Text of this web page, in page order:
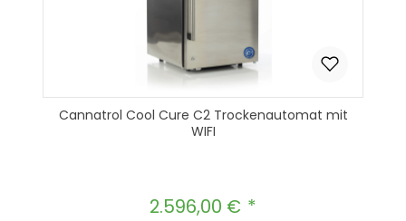
Cannatrol Cool Cure C2 Trockenautomat mit
WIFI
Regulärer Preis:
2.596,00 €